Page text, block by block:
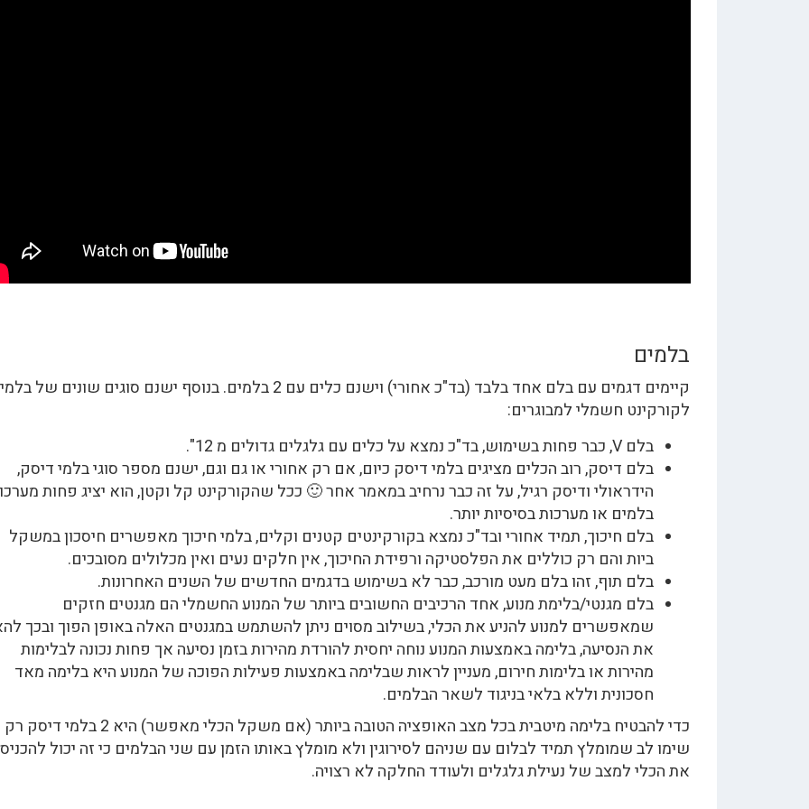
בלמים
קיימים דגמים עם בלם אחד בלבד (בד"כ אחורי) וישנם כלים עם 2 בלמים. בנוסף ישנם סוגים שונים של
לקורקינט חשמלי למבוגרים:
בלם V, כבר פחות בשימוש, בד"כ נמצא על כלים עם גלגלים גדולים מ 12".
בלם דיסק, רוב הכלים מציגים בלמי דיסק כיום, אם רק אחורי או גם וגם, ישנם מספר סוגי בלמי דיסק,
הידראולי ודיסק רגיל, על זה כבר נרחיב במאמר אחר 🙂 ככל שהקורקינט קל וקטן, הוא יציג פחות
בלמים או מערכות בסיסיות יותר.
בלם חיכוך, תמיד אחורי ובד"כ נמצא בקורקינטים קטנים וקלים, בלמי חיכוך מאפשרים חיסכון במשקל
ביות והם רק כוללים את הפלסטיקה ורפידת החיכוך, אין חלקים נעים ואין מכלולים מסובכים.
בלם תוף, זהו בלם מעט מורכב, כבר לא בשימוש בדגמים החדשים של השנים האחרונות.
בלם מגנטי/בלימת מנוע, אחד הרכיבים החשובים ביותר של המנוע החשמלי הם מגנטים חזקים
שמאפשרים למנוע להניע את הכלי, בשילוב מסוים ניתן להשתמש במגנטים האלה באופן הפוך ובכך
את הנסיעה, בלימה באמצעות המנוע נוחה יחסית להורדת מהירות בזמן נסיעה אך פחות נכונה לבלימות
מהירות או בלימות חירום, מעניין לראות שבלימה באמצעות פעילות הפוכה של המנוע היא בלימה מאד
חסכונית וללא בלאי בניגוד לשאר הבלמים.
כדי להבטיח בלימה מיטבית בכל מצב האופציה הטובה ביותר (אם משקל הכלי מאפשר) היא 2 בלמי דיסק רק
שימו לב שמומלץ תמיד לבלום עם שניהם לסירוגין ולא מומלץ באותו הזמן עם שני הבלמים כי זה יכול להכניס
את הכלי למצב של נעילת גלגלים ולעודד החלקה לא רצויה.